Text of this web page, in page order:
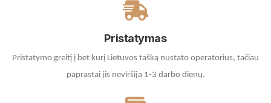
Pristatymas
Pristatymo greitį į bet kurį Lietuvos tašką nustato operatorius, tačiau
paprastai jis neviršija 1-3 darbo dienų.